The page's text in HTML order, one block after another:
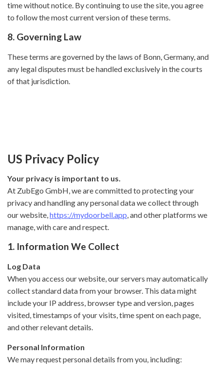
time without notice. By continuing to use the site, you agree
to follow the most current version of these terms.
8. Governing Law
These terms are governed by the laws of Bonn, Germany, and
any legal disputes must be handled exclusively in the courts
of that jurisdiction.
US Privacy Policy
Your privacy is important to us.
At ZubEgo GmbH, we are committed to protecting your
privacy and handling any personal data we collect through
our website,https://mydoorbell.app, and other platforms we
manage, with care and respect.
1. Information We Collect
Log Data
When you access our website, our servers may automatically
collect standard data from your browser. This data might
include your IP address, browser type and version, pages
visited, timestamps of your visits, time spent on each page,
and other relevant details.
Personal Information
We may request personal details from you, including: